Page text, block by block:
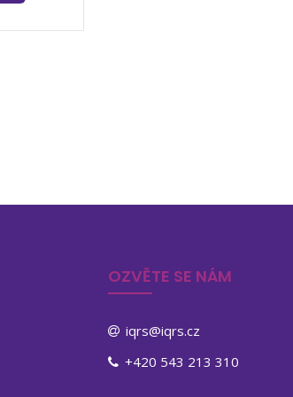
OZVĚTE SE NÁM
iqrs@iqrs.cz
+420 543 213 310